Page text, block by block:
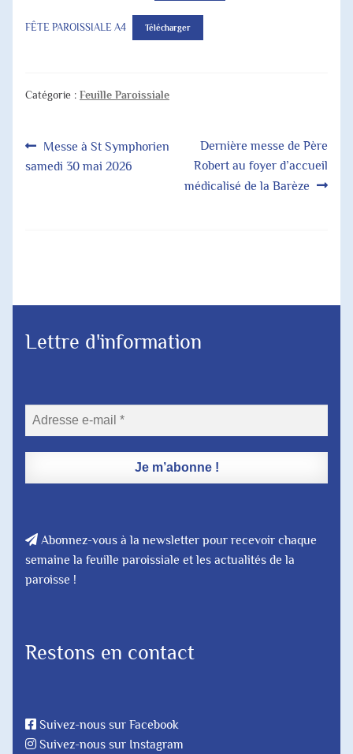
FÊTE PAROISSIALE A4 Télécharger
Catégorie : Feuille Paroissiale
Navigation
de
Article
précédent :
Messe à St Symphorien
samedi 30 mai 2026
Article
suivant :
Dernière messe de Père
Robert au foyer d’accueil
médicalisé de la Barèze
Lettre d'information
Abonnez-vous à la newsletter pour recevoir chaque
semaine la feuille paroissiale et les actualités de la
paroisse !
Restons en contact
Suivez-nous sur Facebook
Suivez-nous sur Instagram